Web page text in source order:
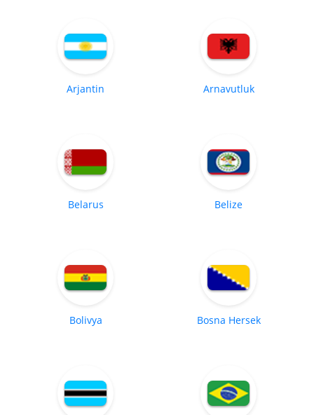
Arjantin Arnavutluk
Belarus Belize
Bolivya Bosna Hersek